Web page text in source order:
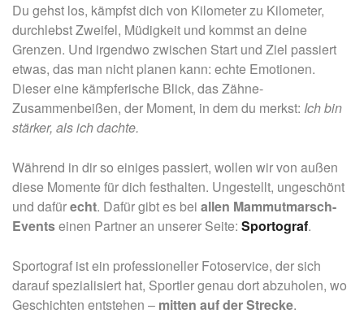
Du gehst los, kämpfst dich von Kilometer zu Kilometer,
durchlebst Zweifel, Müdigkeit und kommst an deine
Grenzen. Und irgendwo zwischen Start und Ziel passiert
etwas, das man nicht planen kann: echte Emotionen.
Dieser eine kämpferische Blick, das Zähne-
Zusammenbeißen, der Moment, in dem du merkst: Ich bin
stärker, als ich dachte.
Während in dir so einiges passiert, wollen wir von außen
diese Momente für dich festhalten. Ungestellt, ungeschönt
und dafürecht. Dafür gibt es bei allen Mammutmarsch-
Eventseinen Partner an unserer Seite: Sportograf.
Sportograf ist ein professioneller Fotoservice, der sich
darauf spezialisiert hat, Sportler genau dort abzuholen, wo
Geschichten entstehen – mitten auf der Strecke.